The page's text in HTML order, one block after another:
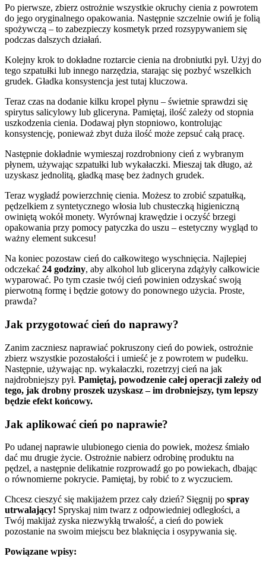
Po pierwsze, zbierz ostrożnie wszystkie okruchy cienia z powrotem
do jego oryginalnego opakowania. Następnie szczelnie owiń je folią
spożywczą – to zabezpieczy kosmetyk przed rozsypywaniem się
podczas dalszych działań.
Kolejny krok to dokładne roztarcie cienia na drobniutki pył. Użyj do
tego szpatułki lub innego narzędzia, starając się pozbyć wszelkich
grudek. Gładka konsystencja jest tutaj kluczowa.
Teraz czas na dodanie kilku kropel płynu – świetnie sprawdzi się
spirytus salicylowy lub gliceryna. Pamiętaj, ilość zależy od stopnia
uszkodzenia cienia. Dodawaj płyn stopniowo, kontrolując
konsystencję, ponieważ zbyt duża ilość może zepsuć całą pracę.
Następnie dokładnie wymieszaj rozdrobniony cień z wybranym
płynem, używając szpatułki lub wykałaczki. Mieszaj tak długo, aż
uzyskasz jednolitą, gładką masę bez żadnych grudek.
Teraz wygładź powierzchnię cienia. Możesz to zrobić szpatułką,
pędzelkiem z syntetycznego włosia lub chusteczką higieniczną
owiniętą wokół monety. Wyrównaj krawędzie i oczyść brzegi
opakowania przy pomocy patyczka do uszu – estetyczny wygląd to
ważny element sukcesu!
Na koniec pozostaw cień do całkowitego wyschnięcia. Najlepiej
odczekać 24 godziny, aby alkohol lub gliceryna zdążyły całkowicie
wyparować. Po tym czasie twój cień powinien odzyskać swoją
pierwotną formę i będzie gotowy do ponownego użycia. Proste,
prawda?
Jak przygotować cień do naprawy?
Zanim zaczniesz naprawiać pokruszony cień do powiek, ostrożnie
zbierz wszystkie pozostałości i umieść je z powrotem w pudełku.
Następnie, używając np. wykałaczki, rozetrzyj cień na jak
najdrobniejszy pył. Pamiętaj, powodzenie całej operacji zależy od
tego, jak drobny proszek uzyskasz – im drobniejszy, tym lepszy
będzie efekt końcowy.
Jak aplikować cień po naprawie?
Po udanej naprawie ulubionego cienia do powiek, możesz śmiało
dać mu drugie życie. Ostrożnie nabierz odrobinę produktu na
pędzel, a następnie delikatnie rozprowadź go po powiekach, dbając
o równomierne pokrycie. Pamiętaj, by robić to z wyczuciem.
Chcesz cieszyć się makijażem przez cały dzień? Sięgnij po spray
utrwalający! Spryskaj nim twarz z odpowiedniej odległości, a
Twój makijaż zyska niezwykłą trwałość, a cień do powiek
pozostanie na swoim miejscu bez blaknięcia i osypywania się.
Powiązane wpisy: